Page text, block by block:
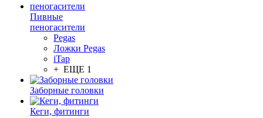
Пивные
пеногасители
Pegas
Ложки Pegas
iTap
+ ЕЩЕ 1
Заборные головки
Кеги, фитинги